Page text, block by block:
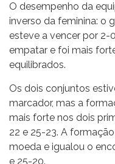
O desempenho da
inverso da feminina: o
esteve a vencer por 2-
empatar e foi mais
equilibrados.
Os dois conjuntos
marcador, mas a
mais forte nos dois
22 e 25-23. A
moeda e igualou o
e 25-20.